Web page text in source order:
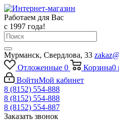
Работаем для Вас
с 1997 года!
Мурманск, Свердлова, 33
Отложенные 0 Корзина0
ВойтиМой кабинет
8 (8152) 554-888
8 (8152) 554-888
8 (8152) 554-887
Заказать звонок